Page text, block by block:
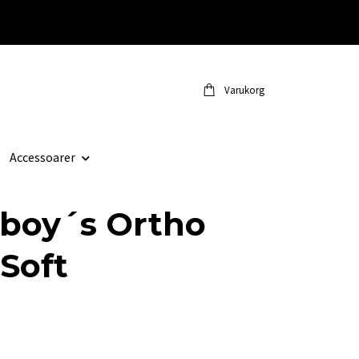
Varukorg
Accessoarer
Ortho